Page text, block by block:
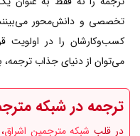
تخصصی و دانش‌محور
کسب‌وکارشان را در اولویت
می‌توان از دنیای جذاب
ترجمه در شبکه
در قلب شبکه مترجمین اشراق